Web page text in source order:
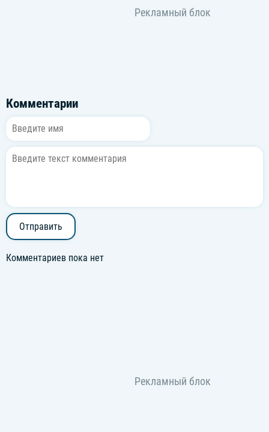
Комментарии
Отправить
Комментариев пока нет